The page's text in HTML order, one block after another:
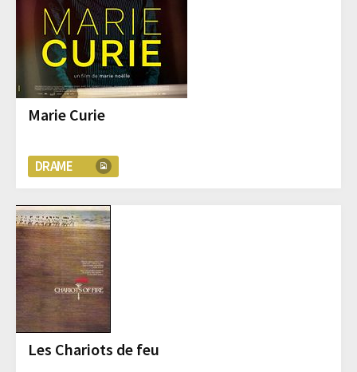
Marie Curie
DRAME
Les Chariots de feu